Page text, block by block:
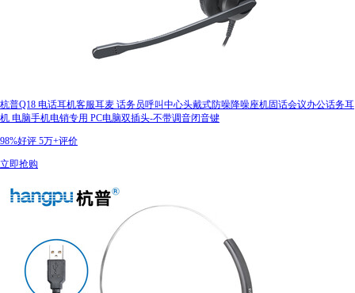
杭普Q18 电话耳机客服耳麦 话务员呼叫中心头戴式防噪降噪座机固话会议办公话务耳
机 电脑手机电销专用 PC电脑双插头-不带调音闭音键
98%好评 5万+评价
立即抢购